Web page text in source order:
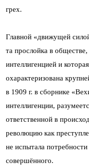
грех.
Главной «движущей
та прослойка в
интеллигенцией и
охарактеризована
в 1909 г. в сборнике
интеллигенции,
ответственной в
революцию как
не испытала
совершённого.